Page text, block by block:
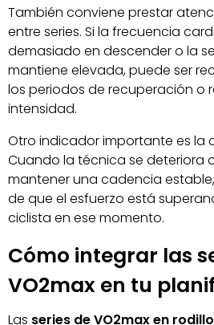
También conviene prestar
entre series. Si la frecuencia
demasiado en descender o la
mantiene elevada, puede ser
los periodos de recuperación o
intensidad.
Otro indicador importante es la
Cuando la técnica se deteriora
mantener una cadencia
de que el esfuerzo está
ciclista en ese momento.
Cómo integrar las
VO2max en tu
Las series de VO2max en rodillo